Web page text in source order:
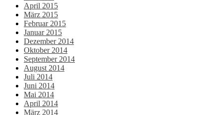
April 2015
März 2015
Februar 2015
Januar 2015
Dezember 2014
Oktober 2014
September 2014
August 2014
Juli 2014
Juni 2014
Mai 2014
April 2014
März 2014